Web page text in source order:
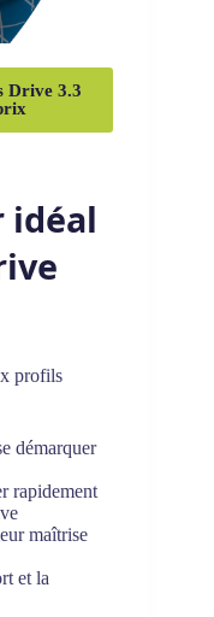
Drive 3.3
idéal
profils
démarquer
rapidement
maîtrise
et la